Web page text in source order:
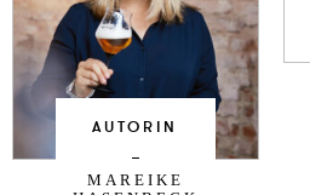
AUTORIN
MAREIKE